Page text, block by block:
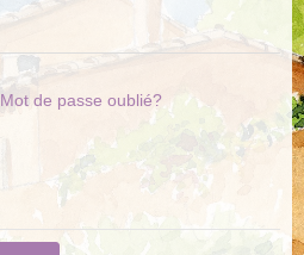
Mot de passe oublié?